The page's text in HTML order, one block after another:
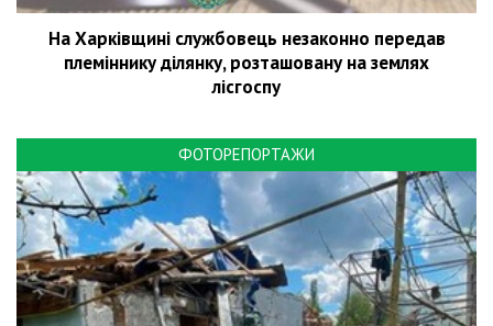
На Харківщині службовець незаконно передав
племіннику ділянку, розташовану на землях
лісгоспу
ФОТОРЕПОРТАЖИ